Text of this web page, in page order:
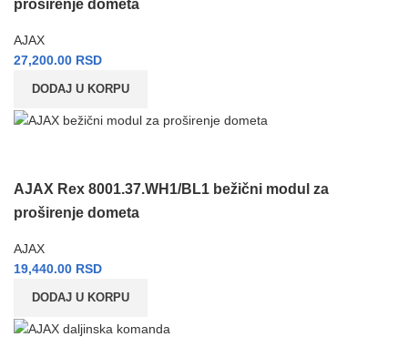
proširenje dometa
AJAX
27,200.00 RSD
DODAJ U KORPU
AJAX Rex 8001.37.WH1/BL1 bežični modul za
proširenje dometa
AJAX
19,440.00 RSD
DODAJ U KORPU